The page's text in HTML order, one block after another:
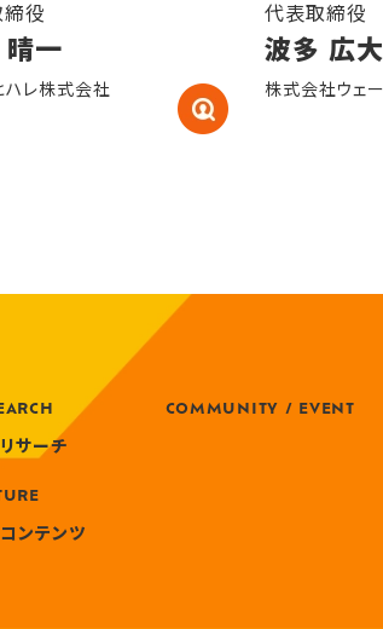
役
一
ハレ株式会社
代表取締役
波多 広
株式会社ウェ
サーチ
ンテンツ
COMMUNITY / EVENT